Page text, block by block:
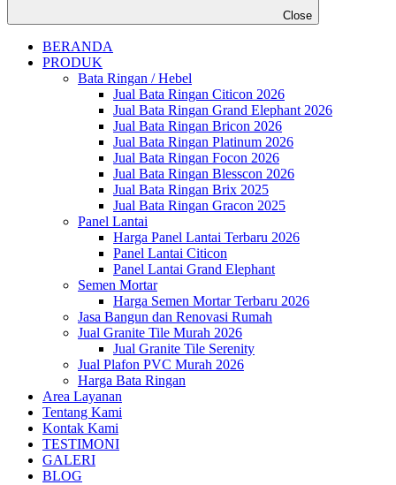
Close
BERANDA
PRODUK
Bata Ringan / Hebel
Jual Bata Ringan Citicon 2026
Jual Bata Ringan Grand Elephant 2026
Jual Bata Ringan Bricon 2026
Jual Bata Ringan Platinum 2026
Jual Bata Ringan Focon 2026
Jual Bata Ringan Blesscon 2026
Jual Bata Ringan Brix 2025
Jual Bata Ringan Gracon 2025
Panel Lantai
Harga Panel Lantai Terbaru 2026
Panel Lantai Citicon
Panel Lantai Grand Elephant
Semen Mortar
Harga Semen Mortar Terbaru 2026
Jasa Bangun dan Renovasi Rumah
Jual Granite Tile Murah 2026
Jual Granite Tile Serenity
Jual Plafon PVC Murah 2026
Harga Bata Ringan
Area Layanan
Tentang Kami
Kontak Kami
TESTIMONI
GALERI
BLOG